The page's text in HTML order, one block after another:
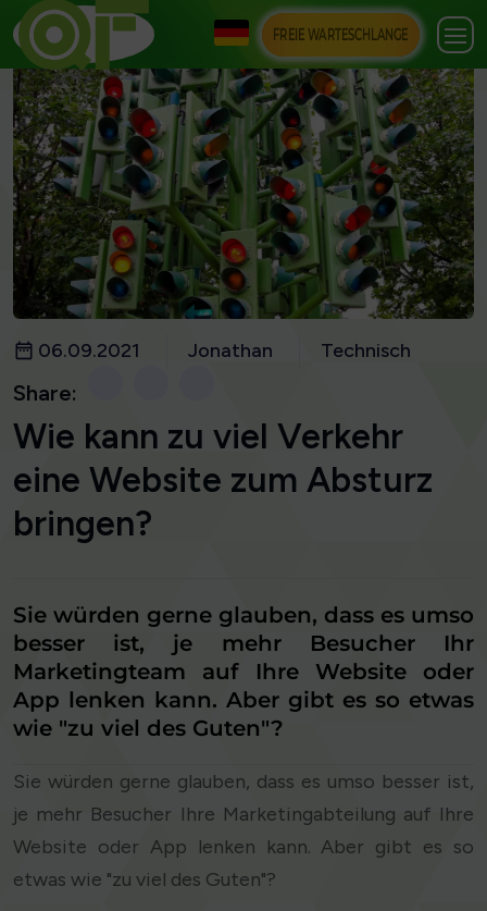
FREIE WARTESCHLANGE
06.09.2021 Jonathan Technisch
Share:
Wie kann zu viel Verkehr
eine Website zum Absturz
bringen?
Sie würden gerne glauben, dass es umso
besser ist, je mehr Besucher Ihr
Marketingteam auf Ihre Website oder
App lenken kann. Aber gibt es so etwas
wie "zu viel des Guten"?
Sie würden gerne glauben, dass es umso besser ist,
je mehr Besucher Ihre Marketingabteilung auf Ihre
Website oder App lenken kann. Aber gibt es so
etwas wie "zu viel des Guten"?